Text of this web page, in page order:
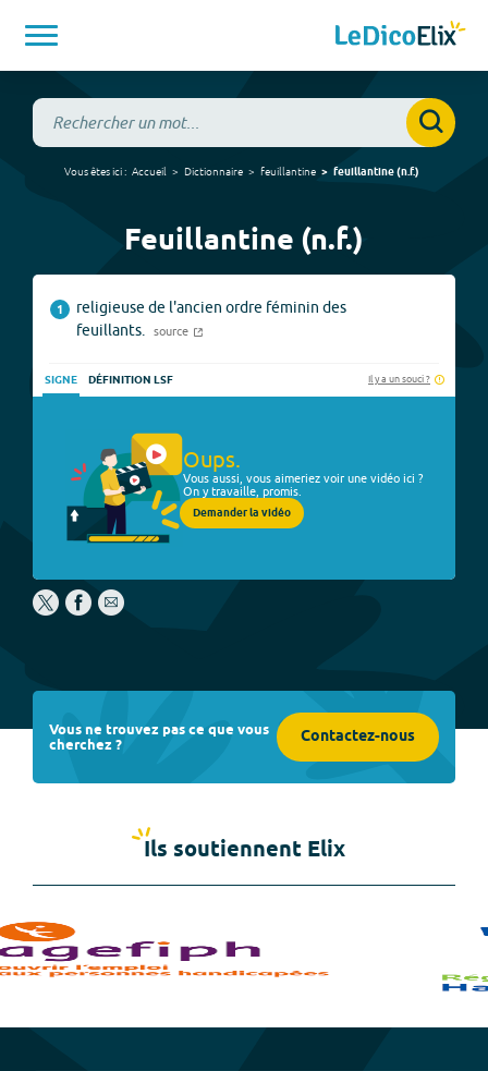
Vous êtes ici : Accueil Dictionnaire feuillantine feuillantine(n.f.)
Feuillantine (n.f.)
1
religieuse de l'ancien ordre féminin des
feuillants.
source
SIGNE DÉFINITION LSF Il y a un souci ?
Oups.
Vous aussi, vous aimeriez voir une vidéo ici ?
On y travaille, promis.
Demander la vidéo
Vous ne trouvez pas ce que vous
cherchez ? Contactez-nous
Ils soutiennent Elix